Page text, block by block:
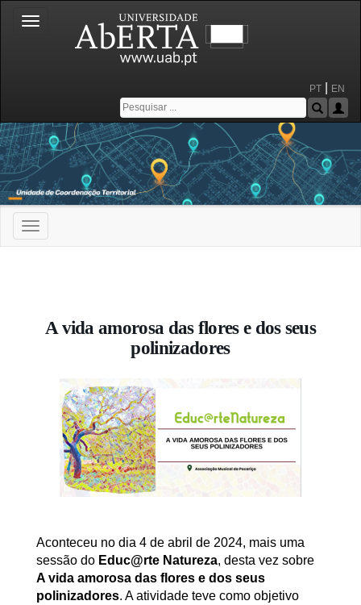
Toggle
navigation
PT EN
Toggle
navigation
A vida amorosa das flores e dos seus
polinizadores
Aconteceu no dia 4 de abril de 2024, mais uma
sessão do Educ@rte Natureza, desta vez sobre
A vida amorosa das flores e dos seus
polinizadores. A atividade teve como objetivo